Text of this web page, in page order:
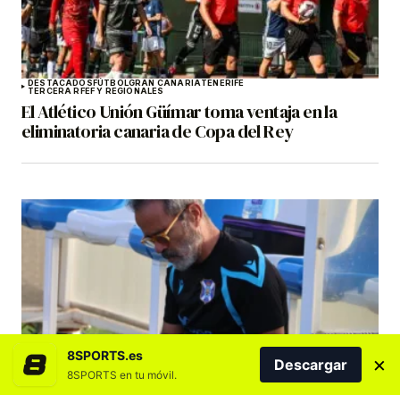
DESTACADOSFÚTBOLGRAN CANARIATENERIFE
TERCERA RFEF Y REGIONALES
El Atlético Unión Güímar toma ventaja en la
eliminatoria canaria de Copa del Rey
CD TENERIFE DESTACADOS
Cervera advierte: «No vale solo con defender
8SPORTS.es
8SPORTS en tu móvil.
Descargar ×